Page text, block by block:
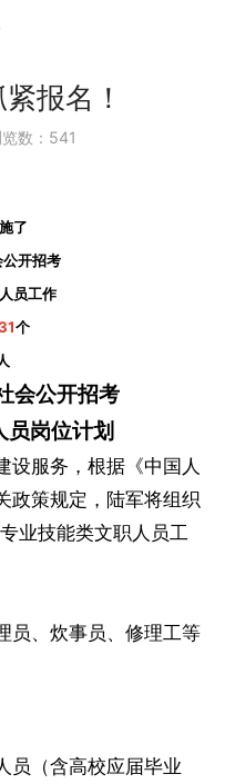
报名！
数：541
了
开招考
员工作
个
会公开招考
岗位计划
设服务，根据《中国人
政策规定，陆军将组织
业技能类文职人员工
员、炊事员、修理工等
员（含高校应届毕业